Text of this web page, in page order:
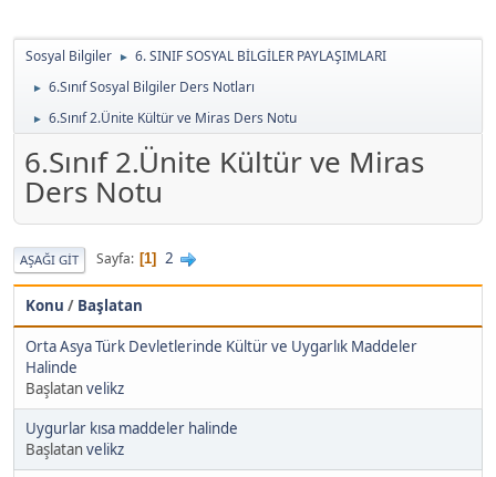
Sosyal Bilgiler ► 6. SINIF SOSYAL BİLGİLER PAYLAŞIMLARI
► 6.Sınıf Sosyal Bilgiler Ders Notları
► 6.Sınıf 2.Ünite Kültür ve Miras Ders Notu
6.Sınıf 2.Ünite Kültür ve Miras
Ders Notu
AŞAĞI GIT Sayfa 1 2
Konu / Başlatan
Orta Asya Türk Devletlerinde Kültür ve Uygarlık Maddeler
Halinde
Başlatanvelikz
Uygurlar kısa maddeler halinde
Başlatanvelikz